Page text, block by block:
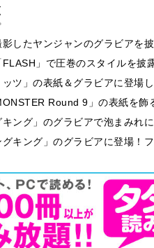
したヤンジャンのグラビアを
」で圧巻のスタイルを
ツ」の表紙＆グラビアに登場
Round 9」の表紙を
ング」のグラビアで泡まみれ
キング」のグラビアに登場！